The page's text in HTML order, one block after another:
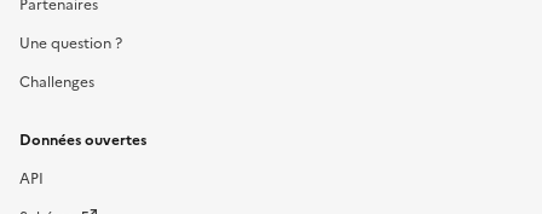
Une question ?
Challenges
Données ouvertes
API